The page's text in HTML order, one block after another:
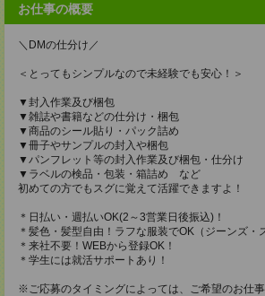
お仕事の概要
＼DMの仕分け／
＜とってもシンプルなので未経験でも安心！＞
▼封入作業及び梱包
▼雑誌や書籍などの仕分け・梱包
▼商品のシール貼り・パック詰め
▼冊子やサンプルの封入や梱包
▼パンフレット等の封入作業及び梱包・仕分け
▼ラベルの検品・包装・箱詰め など
初めての方でもスグに覚えて活躍できますよ！
＊日払い・週払いOK(2～3営業日後振込)！
＊髪色・髪型自由！ラフな服装でOK（ジーンズ・
＊来社不要！WEBから登録OK！
＊学生には就活サポートあり！
※ご応募のタイミングによっては、ご希望のお仕